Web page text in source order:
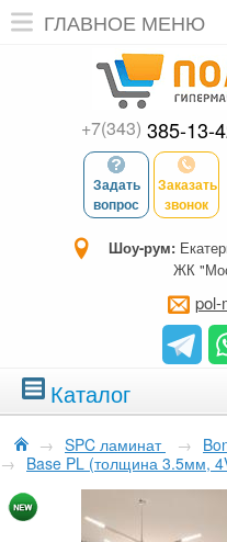
ГЛАВНОЕ МЕНЮ
+7(343) 385-13-
Задать
вопрос
Заказать
звонок
Шоу-рум:
ЖК
pol-
Каталог
→ SPC ламинат →
→ Base PL (толщина 3.5мм,